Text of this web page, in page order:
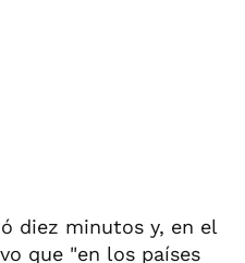
diez minutos y, en el
que "en los países